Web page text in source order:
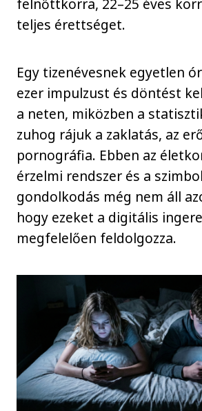
felnőttkorra, 22–25 éves
teljes érettséget.
Egy tizenévesnek egyetlen
ezer impulzust és döntést
a neten, miközben a
zuhog rájuk a zaklatás, az
pornográfia. Ebben az
érzelmi rendszer és a
gondolkodás még nem áll
hogy ezeket a digitális
megfelelően feldolgozza.